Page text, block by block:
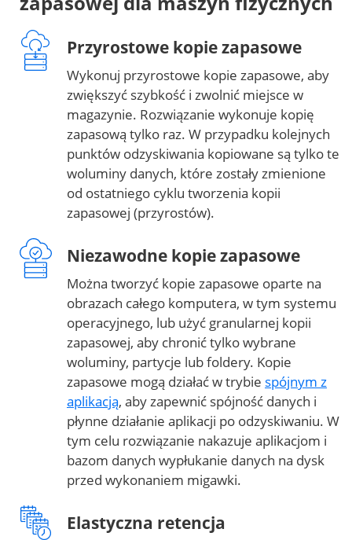
Przyrostowe kopie zapasowe
Wykonuj przyrostowe kopie zapasowe, aby
zwiększyć szybkość i zwolnić miejsce w
magazynie. Rozwiązanie wykonuje kopię
zapasową tylko raz. W przypadku kolejnych
punktów odzyskiwania kopiowane są tylko te
woluminy danych, które zostały zmienione
od ostatniego cyklu tworzenia kopii
zapasowej (przyrostów).
Niezawodne kopie zapasowe
Można tworzyć kopie zapasowe oparte na
obrazach całego komputera, w tym systemu
operacyjnego, lub użyć granularnej kopii
zapasowej, aby chronić tylko wybrane
woluminy, partycje lub foldery. Kopie
zapasowe mogą działać w trybie spójnym z
aplikacją, aby zapewnić spójność danych i
płynne działanie aplikacji po odzyskiwaniu. W
tym celu rozwiązanie nakazuje aplikacjom i
bazom danych wypłukanie danych na dysk
przed wykonaniem migawki.
Elastyczna retencja